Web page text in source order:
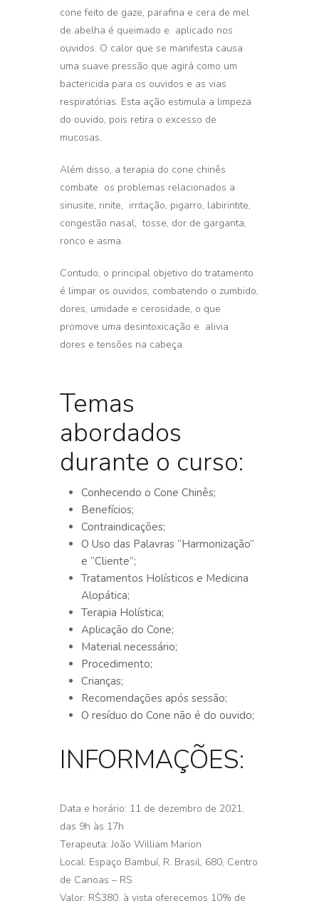
cone feito de gaze, parafina e cera de mel
de abelha é queimado e aplicado nos
ouvidos. O calor que se manifesta causa
uma suave pressão que agirá como um
bactericida para os ouvidos e as vias
respiratórias. Esta ação estimula a limpeza
do ouvido, pois retira o excesso de
mucosas.
Além disso, a terapia do cone chinês
combate os problemas relacionados a
sinusite, rinite, irritação, pigarro, labirintite,
congestão nasal, tosse, dor de garganta,
ronco e asma.
Contudo, o principal objetivo do tratamento
é limpar os ouvidos, combatendo o zumbido,
dores, umidade e cerosidade, o que
promove uma desintoxicação e alivia
dores e tensões na cabeça.
Temas
abordados
durante o curso:
Conhecendo o Cone Chinês;
Benefícios;
Contraindicações;
O Uso das Palavras “Harmonização”
e “Cliente”;
Tratamentos Holísticos e Medicina
Alopática;
Terapia Holística;
Aplicação do Cone;
Material necessário;
Procedimento;
Crianças;
Recomendações após sessão;
O resíduo do Cone não é do ouvido;
INFORMAÇÕES:
Data e horário: 11 de dezembro de 2021,
das 9h às 17h
Terapeuta: João William Marion
Local: Espaço Bambuí, R. Brasil, 680, Centro
de Canoas – RS
Valor: R$380, à vista oferecemos 10% de